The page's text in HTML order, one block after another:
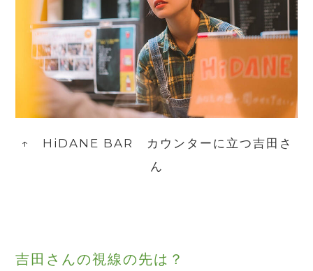
↑ HiDANE BAR カウンターに立つ吉田さ
ん
吉田さんの視線の先は？